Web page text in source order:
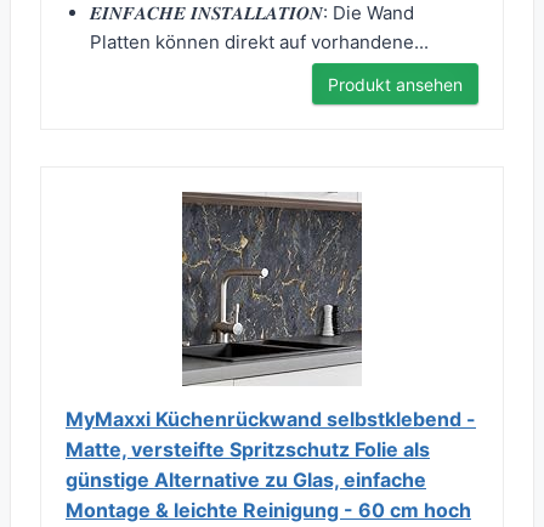
𝑬𝑰𝑵𝑭𝑨𝑪𝑯𝑬 𝑰𝑵𝑺𝑻𝑨𝑳𝑳𝑨𝑻𝑰𝑶𝑵: Die Wand
Platten können direkt auf vorhandene...
Produkt ansehen
MyMaxxi Küchenrückwand selbstklebend -
Matte, versteifte Spritzschutz Folie als
günstige Alternative zu Glas, einfache
Montage & leichte Reinigung - 60 cm hoch